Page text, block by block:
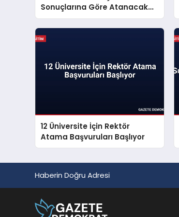
Sonuçlarına Göre Atanacak
Adayların Dikkatine
12 Üniversite İçin Rektör
Atama Başvuruları Başlıyor
Haberin Doğru Adresi